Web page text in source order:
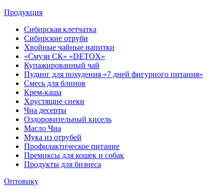
Продукция
Сибирская клетчатка
Сибирские отруби
Хвойные чайные напитки
«Смузи СК» «DETOX»
Купажированный чай
Пудинг для похудения «7 дней фигурного питания»
Смесь для блинов
Крем-каша
Хрустящие снеки
Чиа десерты
Оздоровительный кисель
Масло Чиа
Мука из отрубей
Профилактическое питание
Премиксы для кошек и собак
Продукты для бизнеса
Оптовику